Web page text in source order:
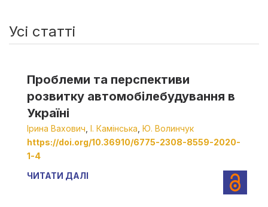
Усі статті
Проблеми та перспективи
розвитку автомобілебудування в
Україні
Ірина Вахович І. Камінська Ю. Волинчук
https://doi.org/10.36910/6775-2308-8559-2020-
1-4
ЧИТАТИ ДАЛІ